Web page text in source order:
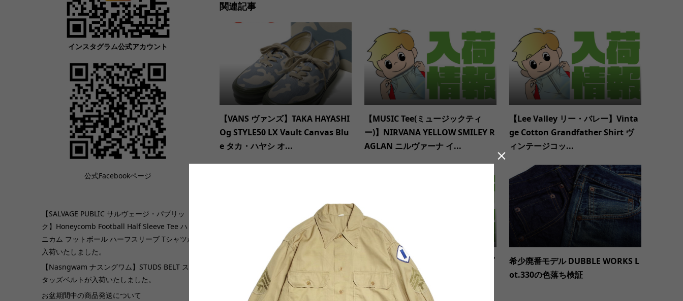
関連記事
【VANS ヴァンズ】TAKA HAYASHI
Og STYLE50 LX Vault Canvas Blu
e タカ・ハヤシ オ...
【MUSIC Tee(ミュージックティ
ー)】NIRVANA YELLOW SMILEY R
AGLAN ニルヴァーナ イ...
【Lee Valley リー・バレー】Vinta
ge Cotton Grandfather Shirt ヴ
ィンテージコッ...
【MILITARY DEADSTOCK ミリタリ
ーデッドストック】Russian Milita
ry Sleeping Dead...
【IVY PREPSTER アイビープレップ
スター】2種類が入荷いたしまし
た。
希少廃番モデル DUBBLE WORKS L
ot.330の色落ち検証
インスタグラム公式アカウント
公式Facebookページ
【SALVAGE PUBLIC サルヴェージ・パブリッ
ク】Honeycomb Football Half Sleeve Tee ハ
ニカム フットボール ハーフスリーブ Tシャツが
入荷いたしました。
【Nasngwam ナスングワム】STUDS BELT ス
タッズベルトが入荷いたしました。
お盆期間中の商品発送について
